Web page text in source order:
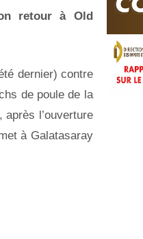
retour à Old
dernier) contre
de poule de la
l’ouverture
à Galatasaray